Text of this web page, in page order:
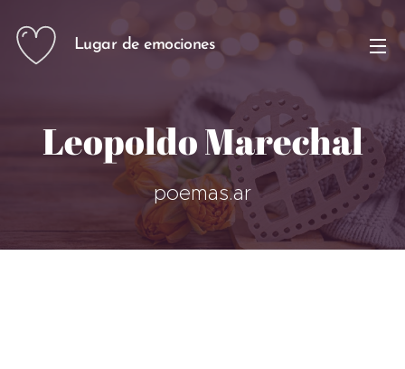
Lugar de emociones
Leopoldo Marechal
poemas.ar